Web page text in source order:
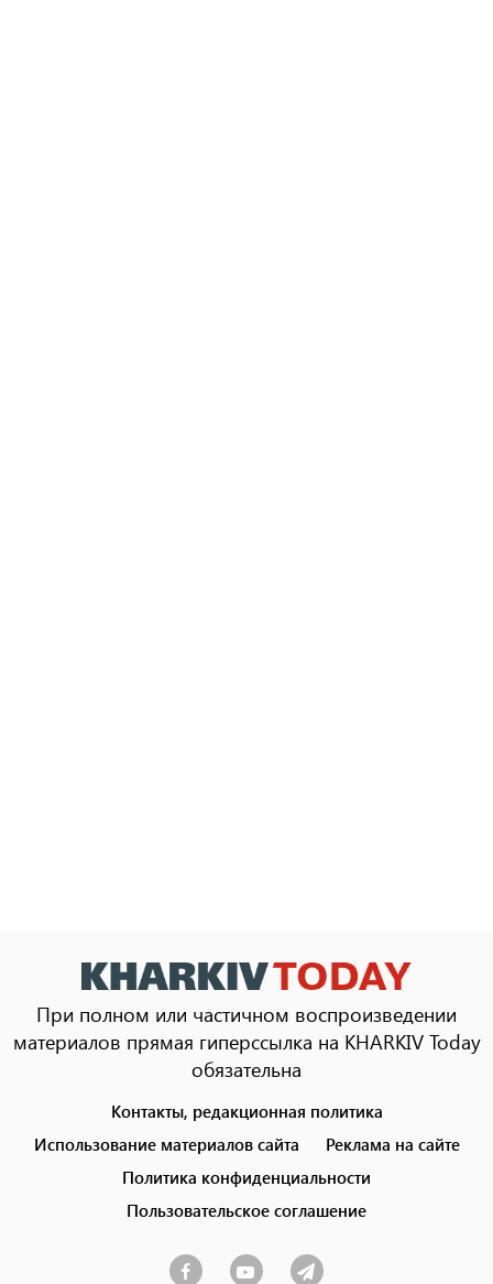
При полном или частичном воспроизведении
материалов прямая гиперссылка на KHARKIV Today
обязательна
menu
Контакты, редакционная политика
Использование материалов сайта
Реклама на сайте
Политика конфиденциальности
Пользовательское соглашение